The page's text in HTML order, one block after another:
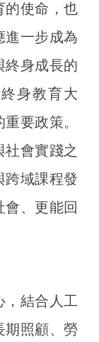
的使命，也
進一步成為
終身成長的
身教育大
要政策。
會實踐之
跨域課程發
會、更能回
，結合人工
期照顧、勞